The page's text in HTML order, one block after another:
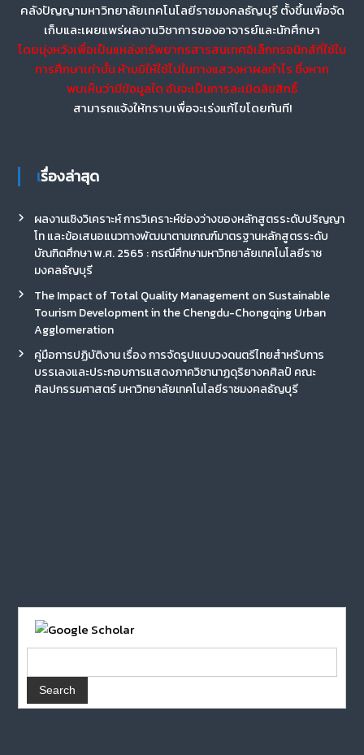
คลังปัญญามหาวิทยาลัยเทคโนโลยีราชมงคลธัญบุรี ตั้งขึ้นเพื่อจัด
เก็บและเผยแพร่ผลงานวิชาการของอาจารย์และนักศึกษา
โดยมุ่งหวังเพื่อเป็นแหล่งทรัพยากรสารสนเทศอิเล็กทรอนิกส์ที่ใช้ใน
การศึกษาเท่านั้น ห้ามมิให้ใช้ไปในทางแสวงหาผลกำไร ซึ่งหาก
พบเห็นว่ามีข้อมูลใด อันจะเป็นการละเมิดลิขสิทธิ์
สามารถแจ้งให้ทราบเพื่อจะเร่งแก้ไขโดยทันที!
เรื่องล่าสุด
ผลงานเชิงวิเคราะห์ การวิเคราะห์ช่องว่างของหลักสูตรระดับปริญญา
โท และข้อเสนอแนวทางพัฒนาตามเกณฑ์มาตรฐานหลักสูตรระดับ
บัณฑิตศึกษา พ.ศ. 2565 : กรณีศึกษามหาวิทยาลัยเทคโนโลยีราช
มงคลธัญบุรี
The Impact of Total Quality Management on Sustainable
Tourism Development in the Chengdu-Chongqing Urban
Agglomeration
คู่มือการปฏิบัติงาน เรื่อง การจัดรูปแบบวงดนตรีไทยสำหรับการ
บรรเลงและประกอบการแสดงภาควิชานาฏดุริยางคศิลป์ คณะ
ศิลปกรรมศาสตร์ มหาวิทยาลัยเทคโนโลยีราชมงคลธัญบุรี